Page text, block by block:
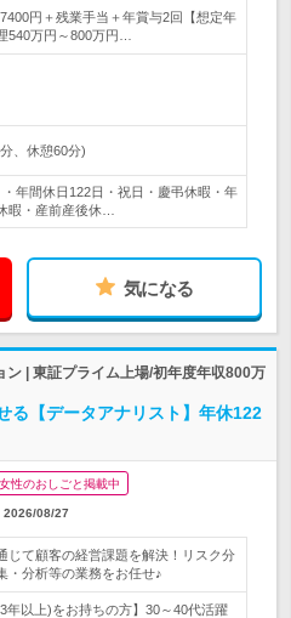
円＋残業手当＋年賞与2回【想定年
540万円～800万円…
、休憩60分)
・年間休日122日・祝日・慶弔休暇・年
暇・産前産後休…
気になる
| 東証プライム上場/初年度年収800万
る【データアナリスト】年休122
女性のおしごと掲載中
2026/08/27
じて顧客の経営課題を解決！リスク分
・分析等の業務をお任せ♪
年以上)をお持ちの方】30～40代活躍